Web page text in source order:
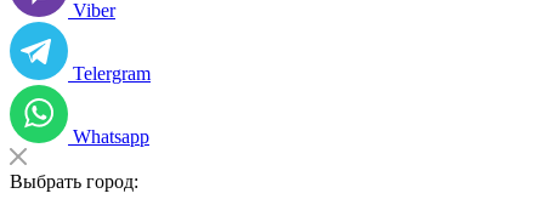
Viber
Telergram
Whatsapp
Выбрать город: